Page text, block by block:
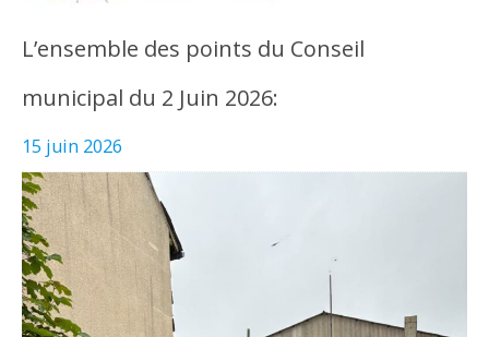
L’ensemble des points du Conseil
municipal du 2 Juin 2026:
15 juin 2026